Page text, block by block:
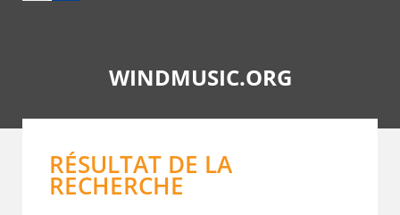
WINDMUSIC.ORG
RÉSULTAT DE LA
RECHERCHE